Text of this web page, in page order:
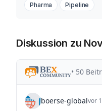
Pharma
Pipeline
Diskussion zu